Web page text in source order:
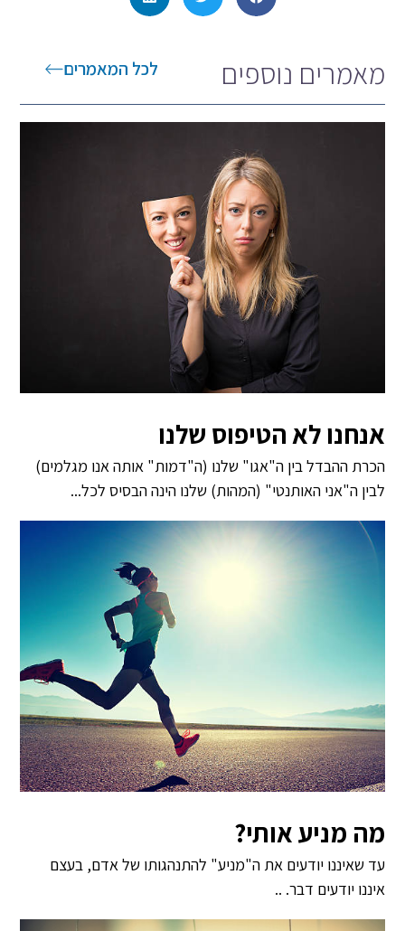
מאמרים נוספים לכל המאמרים
אנחנו לא הטיפוס שלנו
הכרת ההבדל בין ה"אגו" שלנו (ה"דמות" אותה אנו מגלמים)
לבין ה"אני האותנטי" (המהות) שלנו הינה הבסיס לכל...
מה מניע אותי?
עד שאיננו יודעים את ה"מניע" להתנהגותו של אדם, בעצם
איננו יודעים דבר. ..